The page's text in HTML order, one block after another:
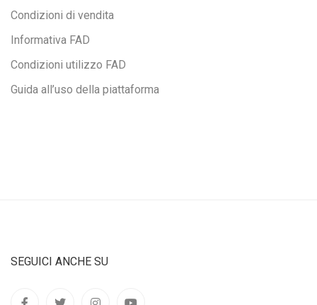
Condizioni di vendita
Informativa FAD
Condizioni utilizzo FAD
Guida all’uso della piattaforma
SEGUICI ANCHE SU